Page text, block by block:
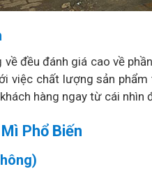
đều đánh giá cao về
việc chất lượng sản
hàng ngay từ cái nhìn
Phổ Biến